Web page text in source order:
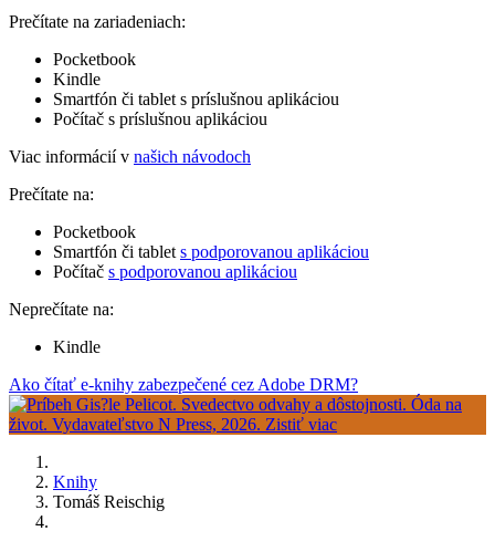
Prečítate na zariadeniach:
Pocketbook
Kindle
Smartfón či tablet s príslušnou aplikáciou
Počítač s príslušnou aplikáciou
Viac informácií v našich návodoch
Prečítate na:
Pocketbook
Smartfón či tablet s podporovanou aplikáciou
Počítač s podporovanou aplikáciou
Neprečítate na:
Kindle
Ako čítať e-knihy zabezpečené cez Adobe DRM?
Knihy
Tomáš Reischig